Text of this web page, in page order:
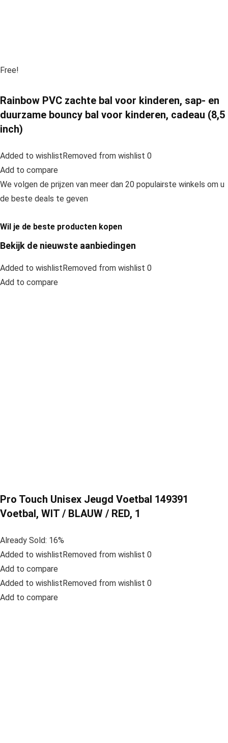
Free!
Rainbow PVC zachte bal voor kinderen, sap- en
duurzame bouncy bal voor kinderen, cadeau (8,5
inch)
Added to wishlistRemoved from wishlist 0
Add to compare
We volgen de prijzen van meer dan 20 populairste winkels om u
de beste deals te geven
Wil je de beste producten kopen
Bekijk de nieuwste aanbiedingen
Added to wishlistRemoved from wishlist 0
Add to compare
Pro Touch Unisex Jeugd Voetbal 149391
Voetbal, WIT / BLAUW / RED, 1
Already Sold: 16%
Added to wishlistRemoved from wishlist 0
Add to compare
Added to wishlistRemoved from wishlist 0
Add to compare